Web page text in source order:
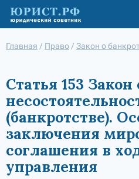
Главная / Право / Закон о
Статья 153 Закон
(банкротстве).
заключения
соглашения в
управления